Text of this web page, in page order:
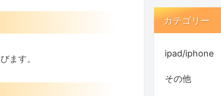
ます。
カテゴリー
ipad/iphone
その他